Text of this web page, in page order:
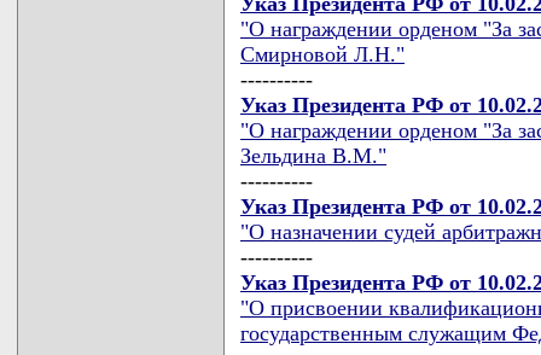
"О награждении орденом "За
Смирновой Л.Н."
----------
Указ Президента РФ от
"О награждении орденом "За
Зельдина В.М."
----------
Указ Президента РФ от
"О назначении судей
----------
Указ Президента РФ от
"О присвоении
государственным служащим